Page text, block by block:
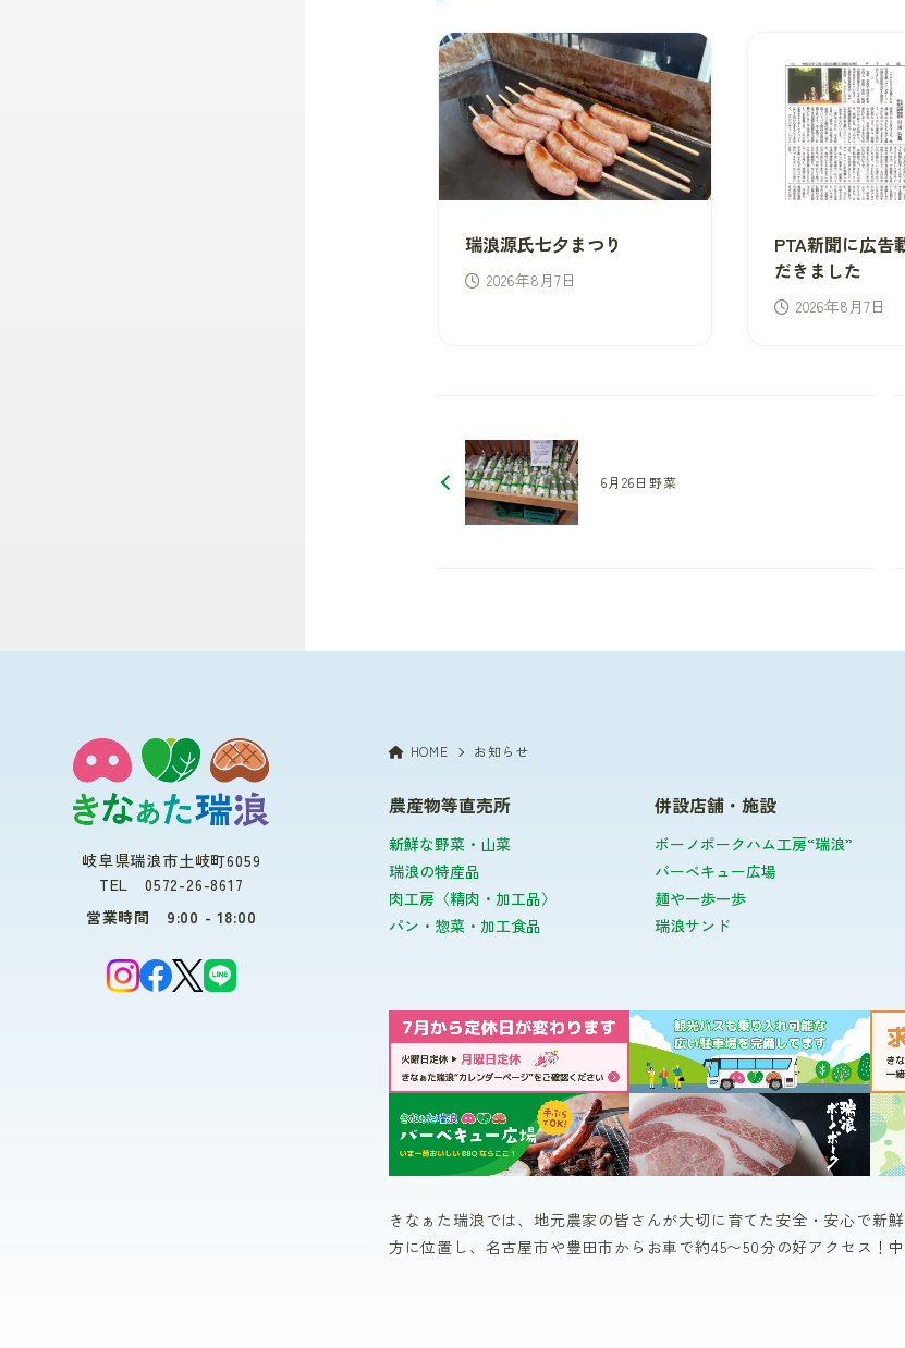
瑞浪源氏七夕まつり
2026年8月7日
PTA新聞に広告
だきました
2026年8月7日
6月26日野菜
岐阜県瑞浪市土岐町6059
TEL 0572-26-8617
営業時間 9:00 - 18:00
HOME お知らせ
農産物等直売所
新鮮な野菜・山菜
瑞浪の特産品
肉工房〈精肉・加工品〉
パン・惣菜・加工食品
併設店舗・施設
ボーノポークハム工房“瑞浪”
バーベキュー広場
麺や一歩一歩
瑞浪サンド
きなぁた瑞浪では、地元農家の皆さんが大切に育てた安全・安心で新
方に位置し、名古屋市や豊田市からお車で約45〜50分の好アクセス！